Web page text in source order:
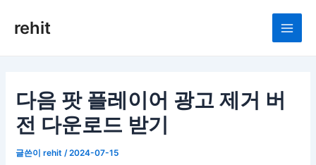
rehit
Main
다음 팟 플레이어 광고 제거 버
전 다운로드 받기
글쓴이rehit /2024-07-15